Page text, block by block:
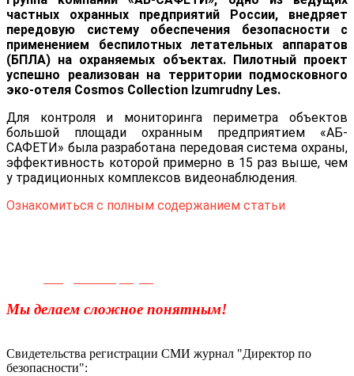
частных охранных предприятий России, внедряет
передовую систему обеспечения безопасности с
применением беспилотных летательных аппаратов
(БПЛА) на охраняемых объектах. Пилотный проект
успешно реализован на территории подмосковного
эко-отеля Cosmos Collection Izumrudny Les.
Для контроля и мониторинга периметра объектов
большой площади охранным предприятием «АБ-
САФЕТИ» была разработана передовая система охраны,
эффективность которой примерно в 15 раз выше, чем
у традиционных комплексов видеонаблюдения.
Ознакомиться с полным содержанием статьи
Мы делаем сложное понятным!
Свидетельства регистрации СМИ журнал "Директор по
безопасности":